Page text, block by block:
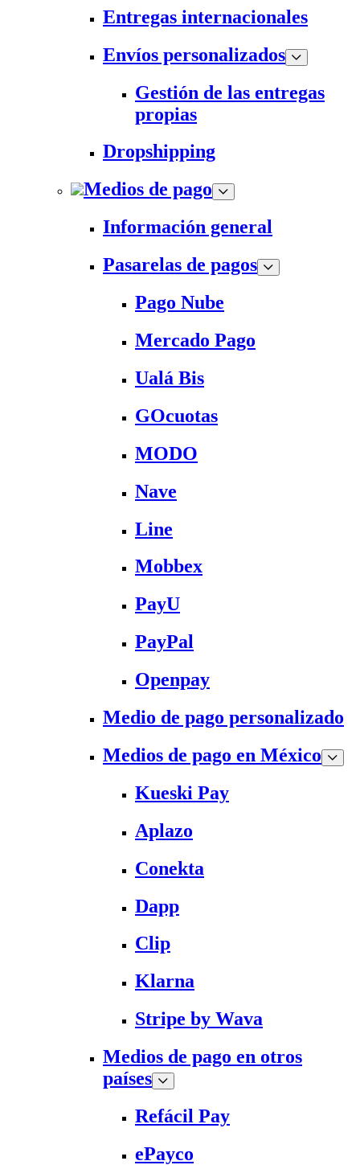
Entregas internacionales
Envíos personalizados
Gestión de las entregas
propias
Dropshipping
Medios de pago
Información general
Pasarelas de pagos
Pago Nube
Mercado Pago
Ualá Bis
GOcuotas
MODO
Nave
Line
Mobbex
PayU
PayPal
Openpay
Medio de pago personalizado
Medios de pago en México
Kueski Pay
Aplazo
Conekta
Dapp
Clip
Klarna
Stripe by Wava
Medios de pago en otros
países
Refácil Pay
ePayco